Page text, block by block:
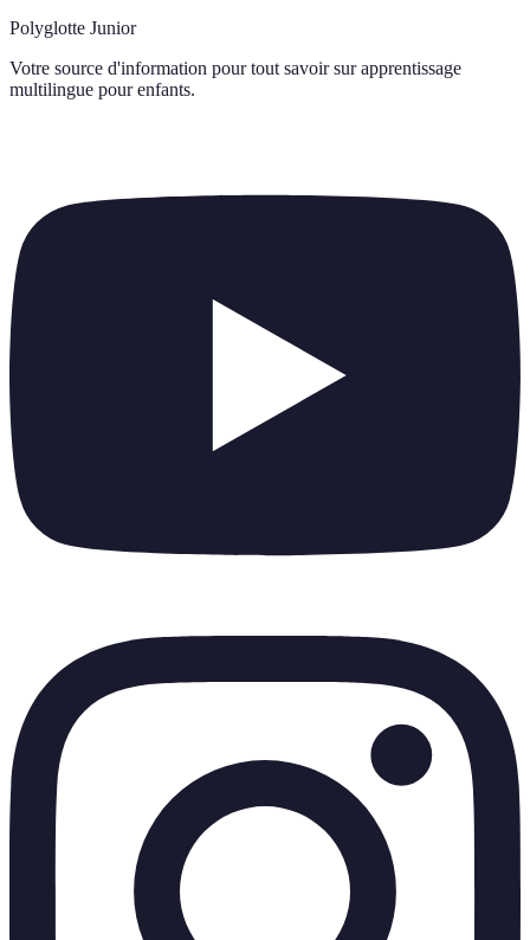
Polyglotte Junior
Votre source d'information pour tout savoir sur apprentissage
multilingue pour enfants.